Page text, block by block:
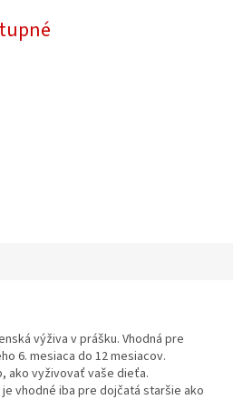
výživa v prášku. Vhodná pre
6. mesiaca do 12 mesiacov.
ako vyživovať vaše dieťa.
vhodné iba pre dojčatá staršie ako